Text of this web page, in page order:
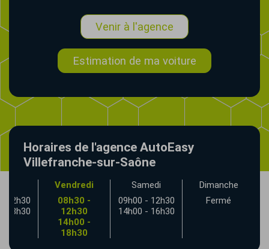
Venir à l'agence
Estimation de ma voiture
Horaires de l'agence AutoEasy
Villefranche-sur-Saône
12h30
18h30
Vendredi
08h30 -
12h30
14h00 -
18h30
Samedi
09h00 - 12h30
14h00 - 16h30
Dimanche
Fermé